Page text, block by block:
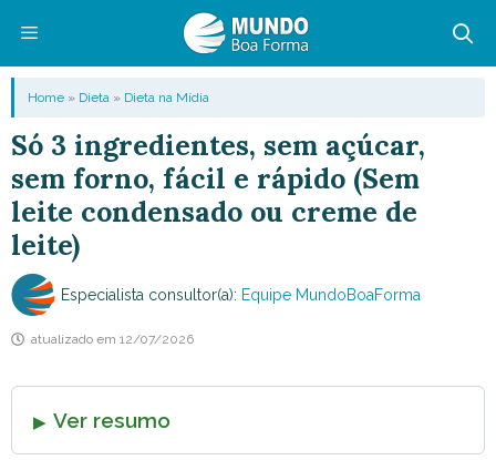
conteúdo
Menu
Home » Dieta » Dieta na Mídia
Só 3 ingredientes, sem açúcar,
sem forno, fácil e rápido (Sem
leite condensado ou creme de
leite)
Especialista consultor(a): Equipe MundoBoaForma
atualizado em 12/07/2026
Ver resumo